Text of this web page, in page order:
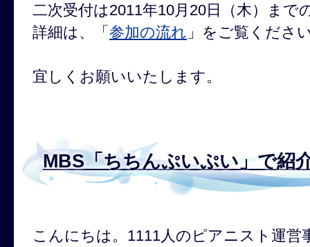
二次受付は2011年10月20日（木）まで
詳細は、「 参加の流れ 」をご覧くださ
宜しくお願いいたします。
MBS「ちちんぷいぷい」で紹
こんにちは。1111人のピアニスト運営